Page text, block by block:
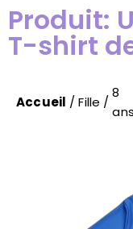
Produit:
T-shirt
Accueil /Fille /
8
ans